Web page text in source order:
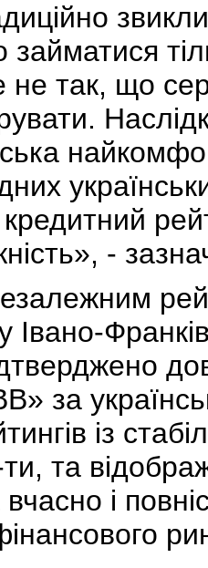
займатися
так, що
-
Івано-
за
із
та
і